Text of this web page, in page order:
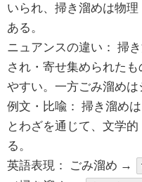
いられ、掃き溜めは物
ある。
ニュアンスの違い： 掃
され・寄せ集められた
やすい。一方ごみ溜めは
例文・比喩： 掃き溜め
とわざを通じて、文学
る。
英語表現： ごみ溜め →